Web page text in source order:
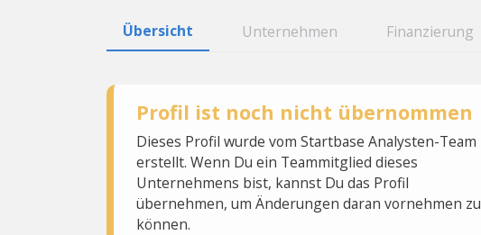
Übersicht Unternehmen Finanzierung
Profil ist noch nicht übernommen
Dieses Profil wurde vom Startbase Analysten-Team
erstellt. Wenn Du ein Teammitglied dieses
Unternehmens bist, kannst Du das Profil
übernehmen, um Änderungen daran vornehmen zu
können.